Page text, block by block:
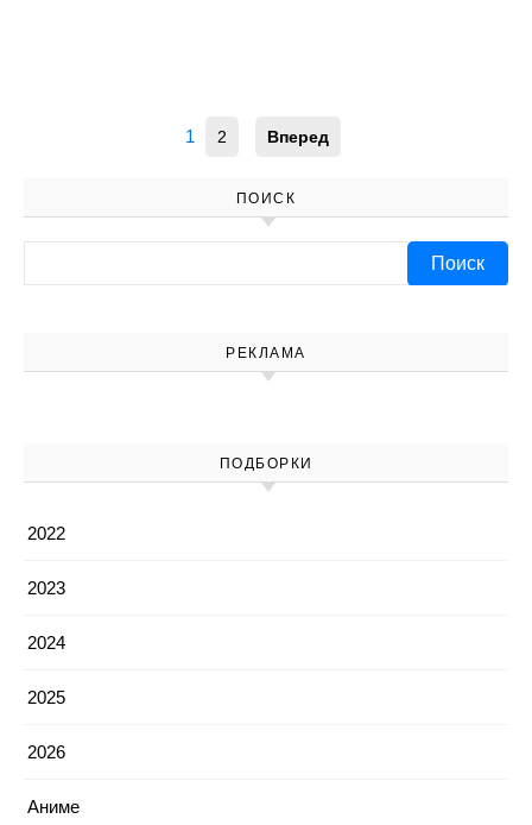
1 2 Вперед
ПОИСК
РЕКЛАМА
ПОДБОРКИ
2022
2023
2024
2025
2026
Аниме